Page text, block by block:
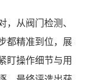
从阀门检测、
都精准到位，展
盯操作细节与用